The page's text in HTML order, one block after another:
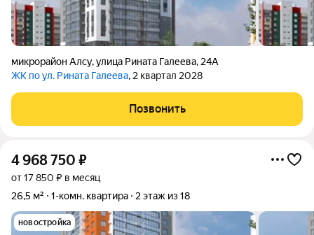
микрорайон Алсу,улица Рината Галеева, 24А
ЖК по ул. Рината Галеева, 2 квартал 2028
Позвонить
4 968 750 ₽
от 17 850 ₽ в месяц
26,5 м²
1-комн. квартира 2 этаж из 18
новостройка